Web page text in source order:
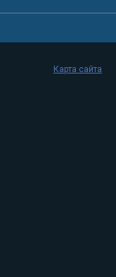
Карта сайта